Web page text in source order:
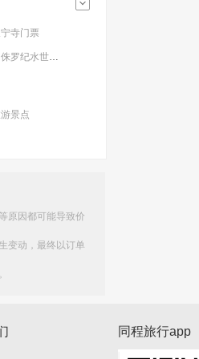
寺门票
恐龙园侏罗纪水世界门票
景点
原因都可能导致价
变动，最终以订单
同程旅行app